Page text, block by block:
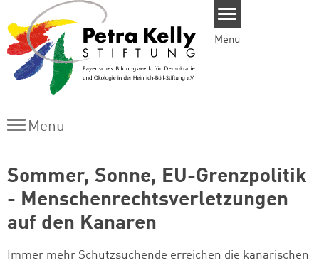
Skip to main content
Menu
MenuMenu
Sommer, Sonne, EU-Grenzpolitik
- Menschenrechtsverletzungen
auf den Kanaren
Immer mehr Schutzsuchende erreichen die kanarischen